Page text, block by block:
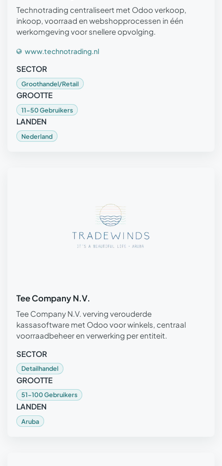
Technotrading centraliseert met Odoo verkoop,
inkoop, voorraad en webshopprocessen in één
werkomgeving voor snellere opvolging.
www.technotrading.nl
SECTOR
Groothandel/Retail
GROOTTE
11-50 Gebruikers
LANDEN
Nederland
Tee Company N.V.
Tee Company N.V. verving verouderde
kassasoftware met Odoo voor winkels, centraal
voorraadbeheer en verwerking per entiteit.
SECTOR
Detailhandel
GROOTTE
51-100 Gebruikers
LANDEN
Aruba